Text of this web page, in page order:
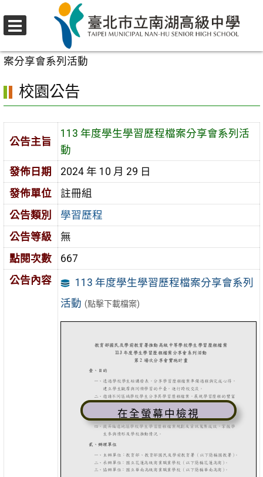
至
要
區
校園公告
案分享會系列活動
校園公告
公告主旨
113 年度學生學習歷程檔案分享會系列活
動
發佈日期
2024 年 10 月 29 日
發佈單位
註冊組
公告類別
學習歷程
公告等級
無
點閱次數
667
公告內容
113 年度學生學習歷程檔案分享會系列
活動 (點擊下載檔案)
在全螢幕中檢視
選
單